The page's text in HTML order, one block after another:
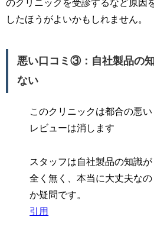
のクリニックを受診するなど原因
したほうがよいかもしれません。
悪い口コミ③：自社製品の
ない
このクリニックは都合の悪い
レビューは消します
スタッフは自社製品の知識が
全く無く、本当に大丈夫なの
か疑問です。
引用